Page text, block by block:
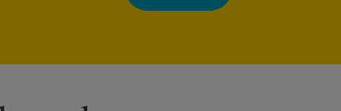
momento. Para más información, consulte
información, contacte al centro The UPS